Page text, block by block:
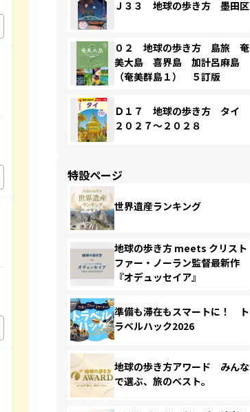
Ｊ３３ 地球の歩き方 墨田区
０２ 地球の歩き方 島旅 奄
美大島 喜界島 加計呂麻島
（奄美群島１） ５訂版
Ｄ１７ 地球の歩き方 タイ
２０２７～２０２８
特設ページ
世界遺産ランキング
地球の歩き方 meets クリスト
ファー・ノーラン監督最新作
『オデュッセイア』
準備も滞在もスマートに！ ト
ラベルハック2026
地球の歩き方アワード みんな
で選ぶ、旅のベスト。